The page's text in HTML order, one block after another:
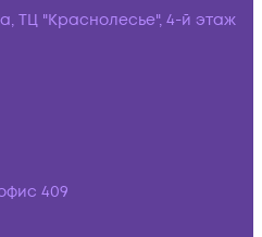
ТЦ "Краснолесье", 4-й этаж
409